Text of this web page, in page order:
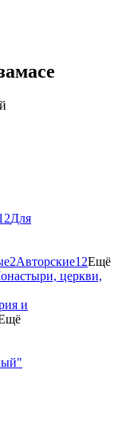
Для
2Авторские12Ещё
церкви,
и